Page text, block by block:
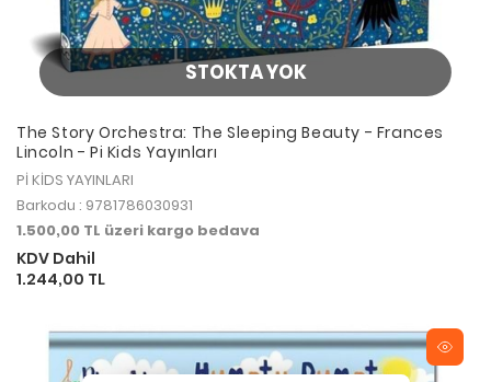
STOKTA YOK
The Story Orchestra: The Sleeping Beauty - Frances
Lincoln - Pi Kids Yayınları
Pİ KİDS YAYINLARI
Barkodu : 9781786030931
1.500,00 TL üzeri kargo bedava
KDV Dahil
1.244,00 TL